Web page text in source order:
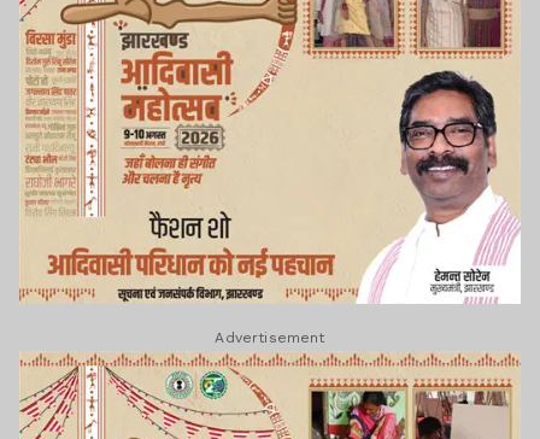
Advertisement